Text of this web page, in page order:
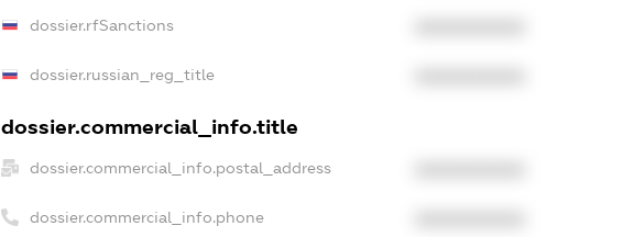
dossier.rfSanctions
dossier.russian_reg_title
dossier.commercial_info.title
dossier.commercial_info.postal_address
dossier.commercial_info.phone